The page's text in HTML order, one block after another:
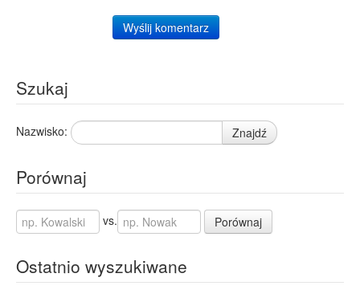
Wyślij komentarz
Szukaj
Nazwisko: Znajdź
Porównaj
vs. Porównaj
Ostatnio wyszukiwane